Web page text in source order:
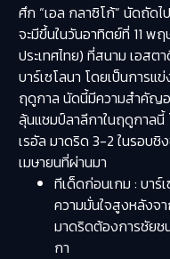
ศึก “เอล กลาซิโก้” นัดถัดไ
จะมีขึ้นในวันอาทิตย์ที่ 11 พฤ
ประเทศไทย) ที่สนาม เอส
บาร์เซโลนา โดยเป็นการแ
ฤดูกาล ​นัดนี้มีความสำคัญอ
ลุ้นแชมป์ลาลีกาในฤดูกาลนี้
เรอัล มาดริด 3-2 ในรอบชิ
เมษายนที่ผ่านมา
ทีเด็ดก่อนเกม : บาร์
ความมั่นใจสูงหลังจ
มาดริดต้องการชัยช
กา